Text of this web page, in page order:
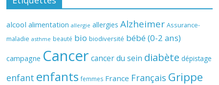
alcool alimentation allergie allergies Alzheimer Assurance-
maladie asthme beauté bio biodiversité bébé (0-2 ans)
campagne Cancer cancer du sein diabète dépistage
enfant enfants femmes France Français Grippe